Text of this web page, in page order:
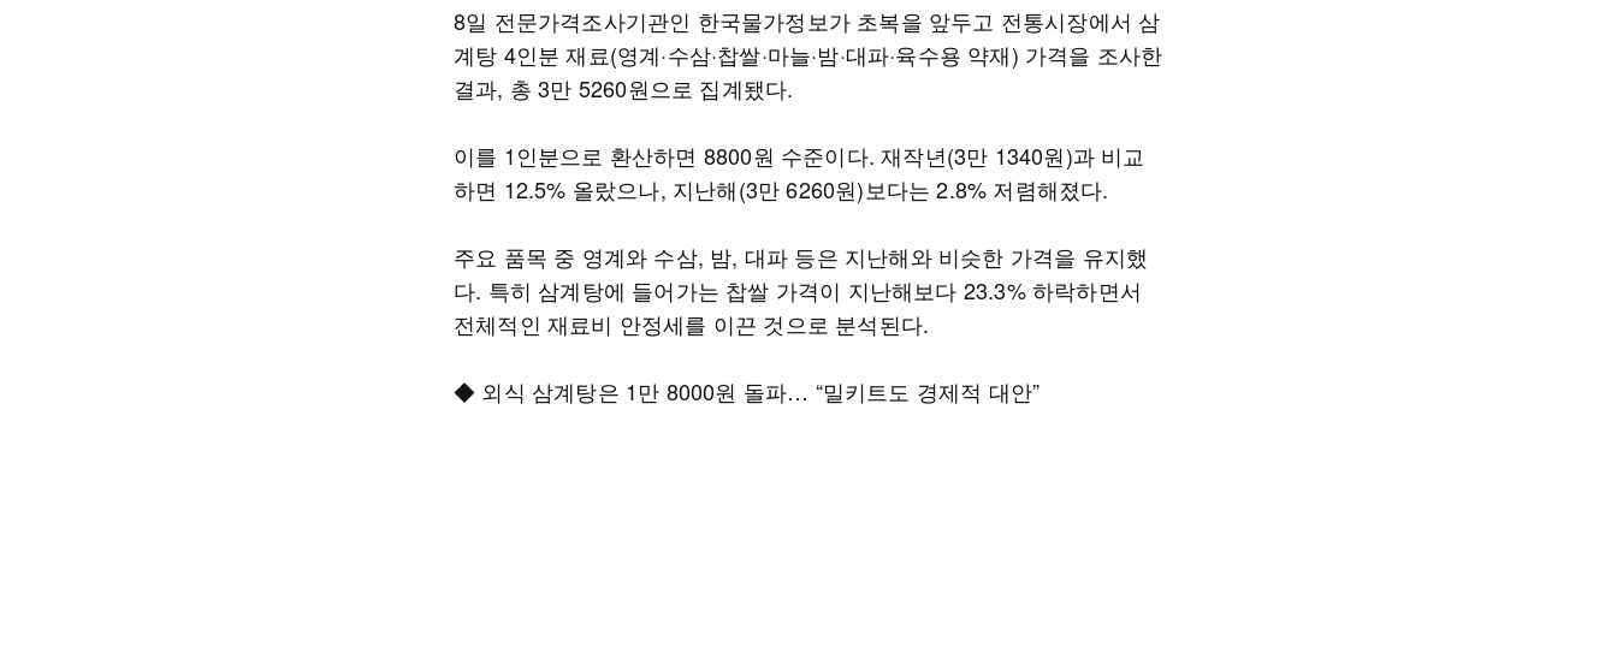
8일 전문가격조사기관인 한국물가정보가 초복을 앞두고 전통시장에서 삼
계탕 4인분 재료(영계·수삼·찹쌀·마늘·밤·대파·육수용 약재) 가격을 조사한
결과, 총 3만 5260원으로 집계됐다.
이를 1인분으로 환산하면 8800원 수준이다. 재작년(3만 1340원)과 비교
하면 12.5% 올랐으나, 지난해(3만 6260원)보다는 2.8% 저렴해졌다.
주요 품목 중 영계와 수삼, 밤, 대파 등은 지난해와 비슷한 가격을 유지했
다. 특히 삼계탕에 들어가는 찹쌀 가격이 지난해보다 23.3% 하락하면서
전체적인 재료비 안정세를 이끈 것으로 분석된다.
◆ 외식 삼계탕은 1만 8000원 돌파… “밀키트도 경제적 대안”